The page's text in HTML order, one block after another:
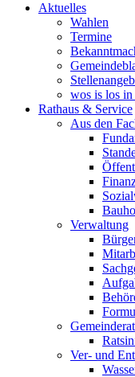
Aktuelles
Wahlen
Termine
wos is los
Rathaus & Service
Aus den
Verwaltung
Gemeinderat
Ver- und